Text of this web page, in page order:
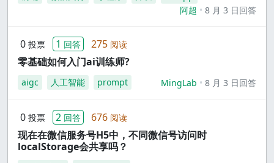
阿超
8 月 3 日回答
0 投票 1 回答 275 阅读
零基础如何入门ai训练师?
aigc 人工智能 prompt MingLab 8 月 3 日回答
0 投票 2 回答 676 阅读
现在在微信服务号H5中，不同微信号访问时
localStorage会共享吗？